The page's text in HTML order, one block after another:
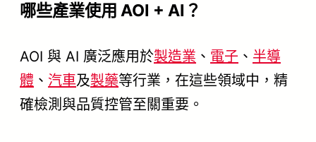
哪些產業使用 AOI + AI？
AOI 與 AI 廣泛應用於製造業 、 電子 、 半導
體 、 汽車及製藥等行業，在這些領域中，精
確檢測與品質控管至關重要。